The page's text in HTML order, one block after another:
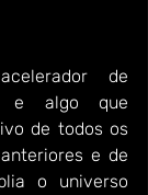
de
e algo que
de todos os
e de
o universo